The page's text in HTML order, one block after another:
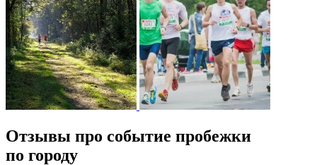
Отзывы про событие пробежки
по городу